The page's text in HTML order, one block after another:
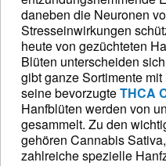
daneben die Neuronen
Stresseinwirkungen
heute von gezüchteten
Blüten unterscheiden
gibt ganze Sortimente
seine bevorzugteTHCA
Hanfblüten werden von
gesammelt. Zu den
gehören Cannabis
zahlreiche spezielle